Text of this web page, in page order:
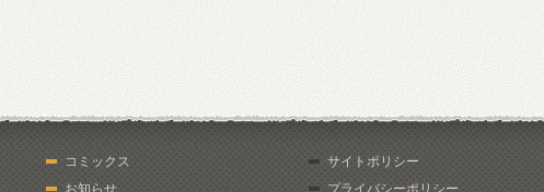
コミックス
お知らせ
サイトポリシー
プライバシーポリシー